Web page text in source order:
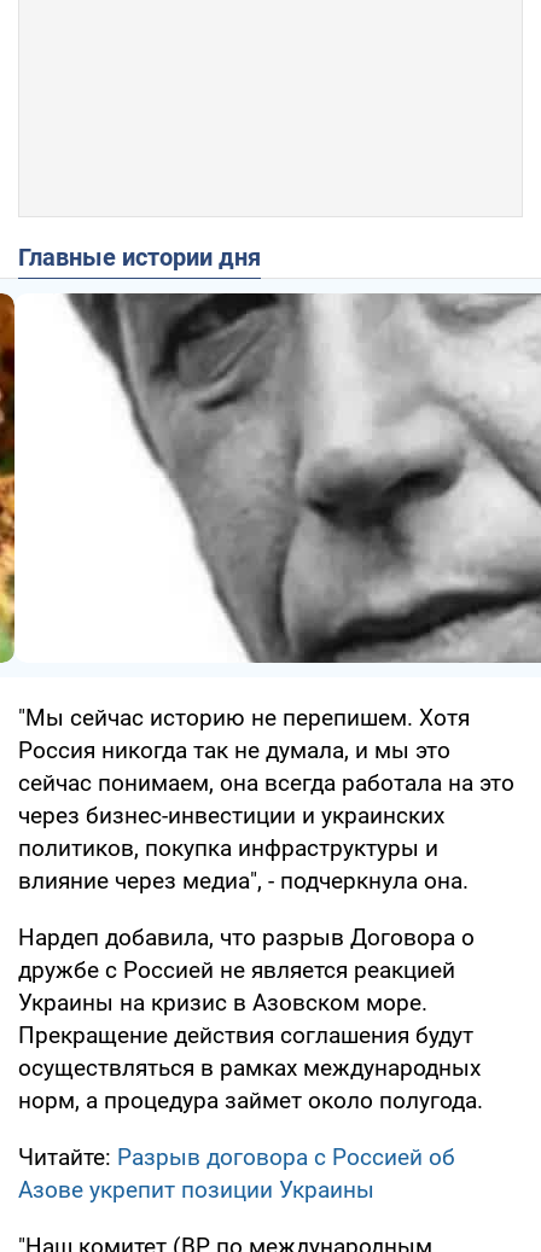
Главные истории дня
"Мы сейчас историю не перепишем. Хотя
Россия никогда так не думала, и мы это
сейчас понимаем, она всегда работала на это
через бизнес-инвестиции и украинских
политиков, покупка инфраструктуры и
влияние через медиа", - подчеркнула она.
Нардеп добавила, что разрыв Договора о
дружбе с Россией не является реакцией
Украины на кризис в Азовском море.
Прекращение действия соглашения будут
осуществляться в рамках международных
норм, а процедура займет около полугода.
Читайте: Разрыв договора с Россией об
Азове укрепит позиции Украины
"Наш комитет (ВР по международным